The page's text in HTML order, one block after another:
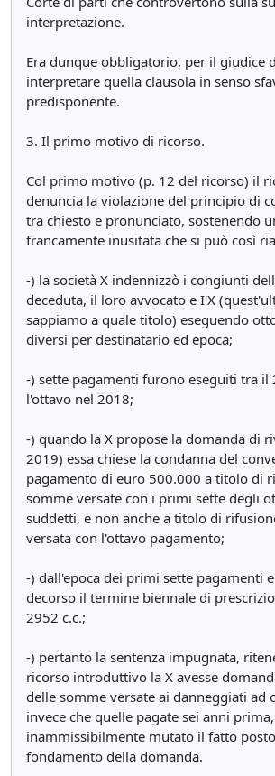
interpretazione.
Era dunque obbligatorio, per il giudice
interpretare quella clausola in senso
predisponente.
3. Il primo motivo di ricorso.
Col primo motivo (p. 12 del ricorso) il
denuncia la violazione del principio di
tra chiesto e pronunciato, sostenendo
francamente inusitata che si può così
-) la società X indennizzò i congiunti
deceduta, il loro avvocato e I'X
sappiamo a quale titolo) eseguendo
diversi per destinatario ed epoca;
-) sette pagamenti furono eseguiti tra il
l'ottavo nel 2018;
-) quando la X propose la domanda di
2019) essa chiese la condanna del
pagamento di euro 500.000 a titolo di
somme versate con i primi sette degli
suddetti, e non anche a titolo di
versata con l'ottavo pagamento;
-) dall'epoca dei primi sette pagamenti
decorso il termine biennale di
2952 c.c.;
-) pertanto la sentenza impugnata,
ricorso introduttivo la X avesse
delle somme versate ai danneggiati ad
invece che quelle pagate sei anni
inammissibilmente mutato il fatto
fondamento della domanda.